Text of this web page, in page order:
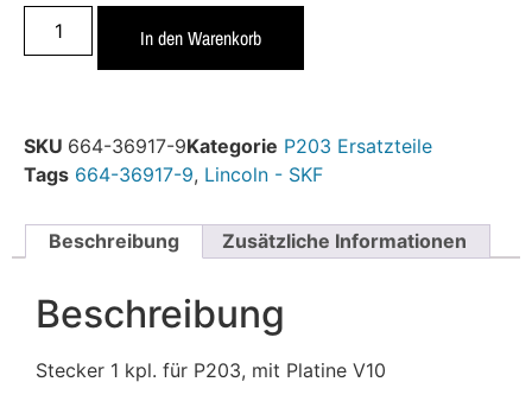
In den Warenkorb
SKU 664-36917-9Kategorie P203 Ersatzteile
Tags 664-36917-9, Lincoln - SKF
Beschreibung Zusätzliche Informationen
Beschreibung
Stecker 1 kpl. für P203, mit Platine V10